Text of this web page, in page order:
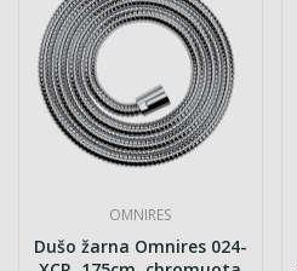
OMNIRES
Dušo žarna Omnires 024-